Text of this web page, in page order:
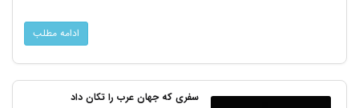
ادامه مطلب
سفری که جهان عرب را تکان داد